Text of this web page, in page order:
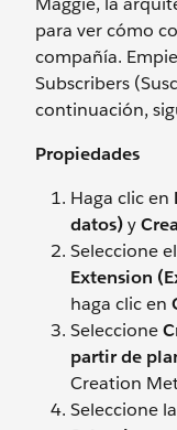
para ver cómo
compañía.
Subscribers
continuación,
Propiedades
Haga clic en
datos)y
Seleccione
Extension
haga clic en
Seleccione
partir de
Creation
Seleccione